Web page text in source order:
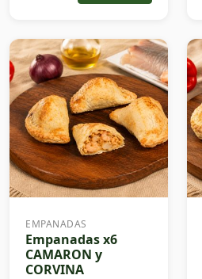
EMPANADAS
Empanadas x6
CAMARON y
CORVINA